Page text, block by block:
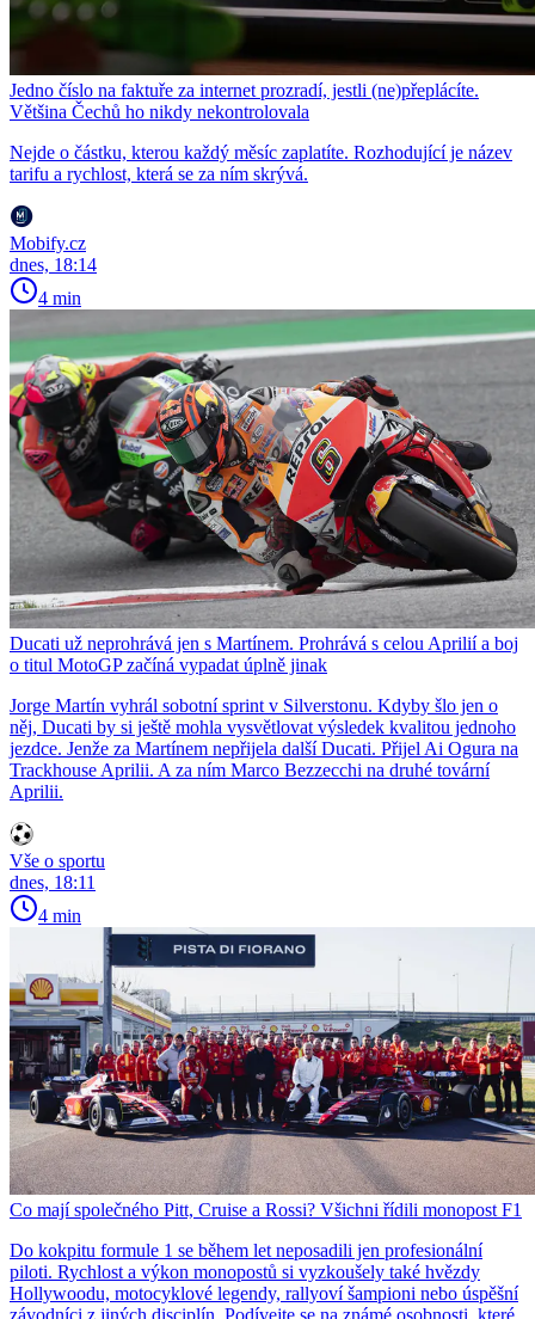
Jedno číslo na faktuře za internet prozradí, jestli (ne)přeplácíte.
Většina Čechů ho nikdy nekontrolovala
Nejde o částku, kterou každý měsíc zaplatíte. Rozhodující je název
tarifu a rychlost, která se za ním skrývá.
Mobify.cz
dnes, 18:14
4 min
Ducati už neprohrává jen s Martínem. Prohrává s celou Aprilií a boj
o titul MotoGP začíná vypadat úplně jinak
Jorge Martín vyhrál sobotní sprint v Silverstonu. Kdyby šlo jen o
něj, Ducati by si ještě mohla vysvětlovat výsledek kvalitou jednoho
jezdce. Jenže za Martínem nepřijela další Ducati. Přijel Ai Ogura na
Trackhouse Aprilii. A za ním Marco Bezzecchi na druhé tovární
Aprilii.
Vše o sportu
dnes, 18:11
4 min
Co mají společného Pitt, Cruise a Rossi? Všichni řídili monopost F1
Do kokpitu formule 1 se během let neposadili jen profesionální
piloti. Rychlost a výkon monopostů si vyzkoušely také hvězdy
Hollywoodu, motocyklové legendy, rallyoví šampioni nebo úspěšní